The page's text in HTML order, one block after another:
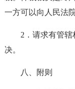
一方可以向人民法
2．请求有管
决。
八、附则